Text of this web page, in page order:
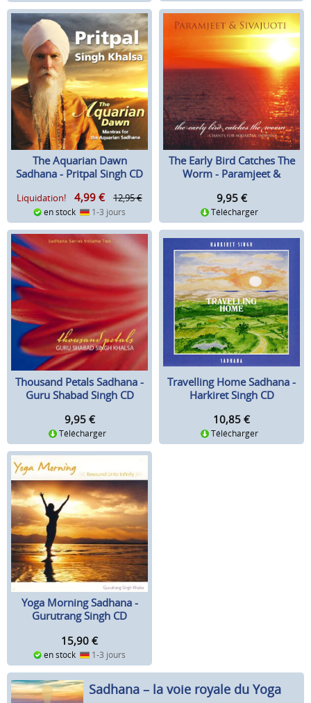
The Aquarian Dawn
Sadhana - Pritpal Singh CD
Liquidation! 4,99 € 12,95 €
en stock 1-3 jours
The Early Bird Catches The
Worm - Paramjeet &
9,95 €
Télécharger
Thousand Petals Sadhana -
Guru Shabad Singh CD
9,95 €
Télécharger
Travelling Home Sadhana -
Harkiret Singh CD
10,85 €
Télécharger
Yoga Morning Sadhana -
Gurutrang Singh CD
15,90 €
en stock 1-3 jours
Sadhana – la voie royale du Yoga